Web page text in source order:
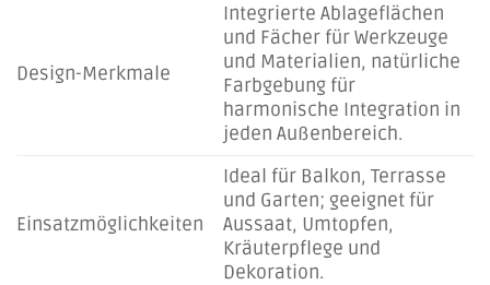
Design-Merkmale
Integrierte Ablageflächen
und Fächer für Werkzeuge
und Materialien, natürliche
Farbgebung für
harmonische Integration in
jeden Außenbereich.
Einsatzmöglichkeiten
Ideal für Balkon, Terrasse
und Garten; geeignet für
Aussaat, Umtopfen,
Kräuterpflege und
Dekoration.